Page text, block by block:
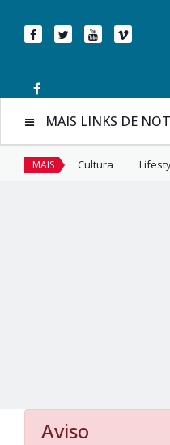
MAIS LINKS DE
MAIS Cultura
Aviso